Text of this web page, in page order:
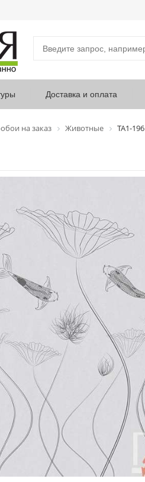
Доставка и оплата
на заказ Животные ТА1-196